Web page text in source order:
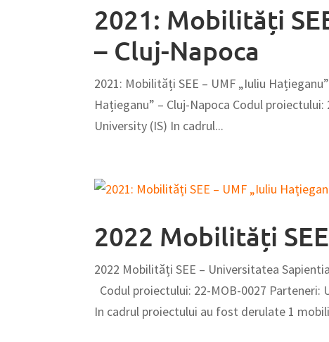
2021: Mobilități
– Cluj-Napoca
2021: Mobilități SEE – UMF „Iuliu
Hațieganu” – Cluj-Napoca Codul
University (IS) In cadrul...
2022 Mobilități
2022 Mobilități SEE – Universitatea
Codul proiectului: 22-MOB-0027
In cadrul proiectului au fost derulate 1